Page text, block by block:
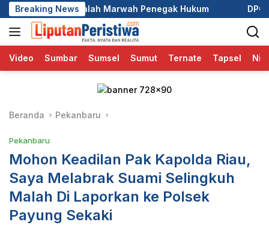
Langsung
ke
konten
Breaking News
Penegak Hukum DPC GRIB Jaya Pekanbaru Hadiri
Video Sumbar Sumsel Sumut Ternate Tapsel
Beranda Pekanbaru
Pekanbaru
Mohon Keadilan Pak Kapolda Riau,
Saya Melabrak Suami Selingkuh
Malah Di Laporkan ke Polsek
Payung Sekaki